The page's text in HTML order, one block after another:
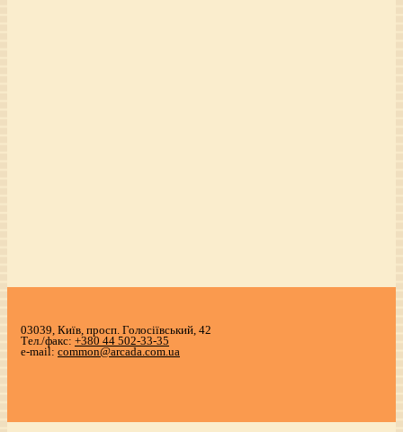
03039, Київ, просп. Голосіївський, 42
Тел./факс: +380 44 502-33-35
e-mail: common@arcada.com.ua